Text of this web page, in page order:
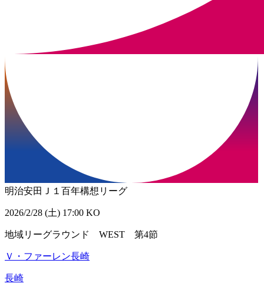
明治安田Ｊ１百年構想リーグ
2026/2/28 (土) 17:00 KO
地域リーグラウンド WEST 第4節
Ｖ・ファーレン長崎
長崎